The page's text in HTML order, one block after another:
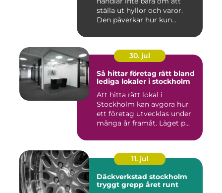
ställa ut hyllor och varor.
Den påverkar hur kun...
30. jul
Så hittar företag rätt bland
lediga lokaler i stockholm
Att hitta rätt lokal i
Stockholm kan avgöra hur
ett företag utvecklas under
många år framåt. Läget p...
11. jul
Däckverkstad stockholm
tryggt grepp året runt